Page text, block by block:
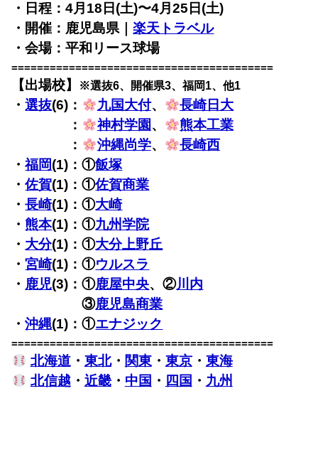
・日程：4月18日(土)〜4月25日(土)
・開催：鹿児島県｜楽天トラベル
・会場：平和リース球場
=========================================
【出場校】 ※選抜6、開催県3、福岡1、他1
・選抜(6)： 九国大付、
長崎日大
： 神村学園 、
熊本工業
： 沖縄尚学、
長崎西
・福岡(1)：①飯塚
・佐賀(1)：①佐賀商業
・長崎(1)：①大崎
・ 熊本(1)：①九州学院
・ 大分(1)：①大分上野丘
・宮崎(1)：①ウルスラ
・ 鹿児(3)：①鹿屋中央、②川内
・鹿児(3)：③鹿児島商業
・沖縄(1)：①エナジック
=========================================
北海道・ 東北・ 関東・ 東京・ 東海
北信越・ 近畿・ 中国 ・ 四国 ・ 九州